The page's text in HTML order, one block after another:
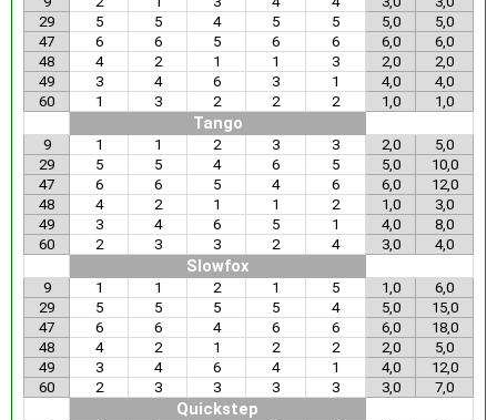
29
5 5 4 5 5 5,0
5,0
47
6 6 5 6 6 6,0
6,0
48
4 2 1 1 3 2,0
2,0
49
3 4 6 3 1 4,0
4,0
60
1 3 2 2 2 1,0 1,0
Tango
9 1 1 2 3 3 2,0
5,0
29
5 5 4 6 5 5,0
10,0
47
6 6 5 4 6 6,0
12,0
48
4 2 1 1 2 1,0
3,0
49
3 4 6 5 1 4,0
8,0
60
2 3 3 2 4 3,0 4,0
Slowfox
9 1 1 2 1 5 1,0
6,0
29
5 5 5 5 4 5,0
15,0
47
6 6 4 6 6 6,0
18,0
48
4 2 1 2 2 2,0
5,0
49
3 4 6 4 1 4,0
12,0
60
2 3 3 3 3 3,0 7,0
Quickstep